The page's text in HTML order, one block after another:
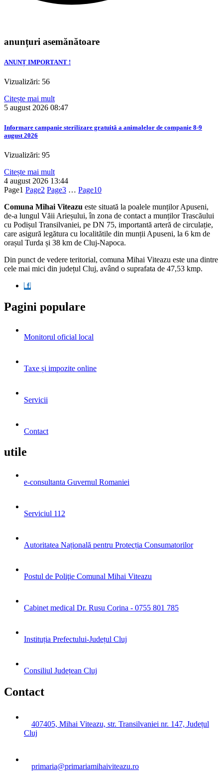
anunțuri asemănătoare
ANUNȚ IMPORTANT !
Vizualizări: 56
Citește mai mult
5 august 2026 08:47
Informare campanie sterilizare gratuită a animalelor de companie 8-9
august 2026
Vizualizări: 95
Citește mai mult
4 august 2026 13:44
Page1 Page2 Page3 … Page10
Comuna Mihai Viteazu este situată la poalele munților Apuseni,
de-a lungul Văii Arieșului, în zona de contact a munților Trascăului
cu Podișul Transilvaniei, pe DN 75, importantă arteră de circulație,
care asigură legătura cu localitătile din munții Apuseni, la 6 km de
orașul Turda și 38 km de Cluj-Napoca.
Din punct de vedere teritorial, comuna Mihai Viteazu este una dintre
cele mai mici din județul Cluj, având o suprafata de 47,53 kmp.
Pagini populare
Monitorul oficial local
Taxe și impozite online
Servicii
Contact
utile
e-consultanta Guvernul Romaniei
Serviciul 112
Autoritatea Națională pentru Protecția Consumatorilor
Postul de Poliţie Comunal Mihai Viteazu
Cabinet medical Dr. Rusu Corina - 0755 801 785
Instituția Prefectului-Județul Cluj
Consiliul Județean Cluj
Contact
407405, Mihai Viteazu, str. Transilvaniei nr. 147, Județul
Cluj
primaria@primariamihaiviteazu.ro